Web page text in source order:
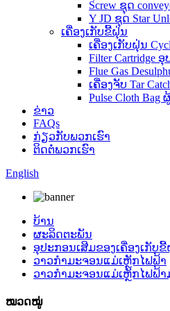
Screw ຊຸດ
Y JD ຊຸດ Star
ເຄື່ອງເກັບຂີ້ຝຸ່ນ
ເຄື່ອງເກັບຝຸ່ນ
Filter Cartridge
Flue Gas
ເຄື່ອງຈັບ Tar
Pulse Cloth
ຂ່າວ
FAQs
ກ່ຽວ​ກັບ​ພວກ​ເຮົາ
ຕິດ​ຕໍ່​ພວກ​ເຮົາ
English
ບ້ານ
ຜະລິດຕະພັນ
ອຸປະກອນເສີມຂອງເຄື່ອງເກັບ
ວາວກຳມະຈອນແມ່ເຫຼັກໄຟຟ້າ
ວາວກຳມະຈອນແມ່ເຫຼັກໄຟຟ້າ
ໝວດໝູ່